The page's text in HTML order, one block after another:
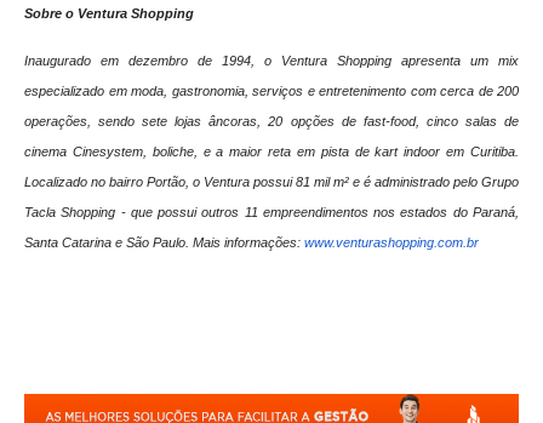
Sobre o Ventura Shopping
Inaugurado em dezembro de 1994, o Ventura Shopping apresenta um mix
especializado em moda, gastronomia, serviços e entretenimento com cerca de 200
operações, sendo sete lojas âncoras, 20 opções de fast-food, cinco salas de
cinema Cinesystem, boliche, e a maior reta em pista de kart indoor em Curitiba.
Localizado no bairro Portão, o Ventura possui 81 mil m² e é administrado pelo Grupo
Tacla Shopping - que possui outros 11 empreendimentos nos estados do Paraná,
Santa Catarina e São Paulo. Mais informações: www.venturashopping.com.br